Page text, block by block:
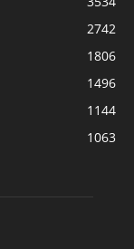
2742
1806
1496
1144
1063